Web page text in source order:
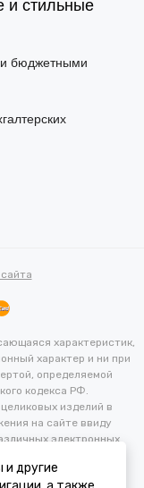
и стильные
и бюджетными
характеристик,
характер и ни при
определяемой
кодекса РФ.
изделий в
на сайте ввиду
электронных
изделий для
другие